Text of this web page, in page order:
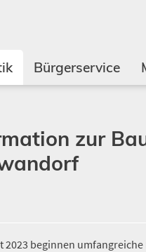
Bürgerservice
zur
2023 beginnen